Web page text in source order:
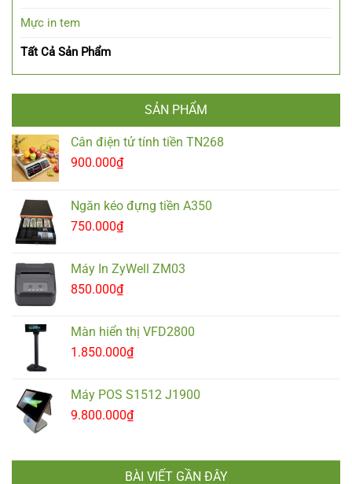
Mực in tem
Tất Cả Sản Phẩm
SẢN PHẨM
Cân điện tử tính tiền TN268
900.000₫
Ngăn kéo đựng tiền A350
750.000₫
Máy In ZyWell ZM03
850.000₫
Màn hiển thị VFD2800
1.850.000₫
Máy POS S1512 J1900
9.800.000₫
BÀI VIẾT GẦN ĐÂY